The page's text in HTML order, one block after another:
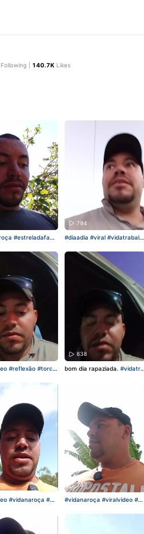
Following | 140.7K Likes
#estreladafamíl
794
#diaadia #viral #vidatrabalh
#reflexão #torcid
838
bom dia rapaziada. #vidatra
#vidanaroça #di
747
#vidanaroça #viralvideo #di
os